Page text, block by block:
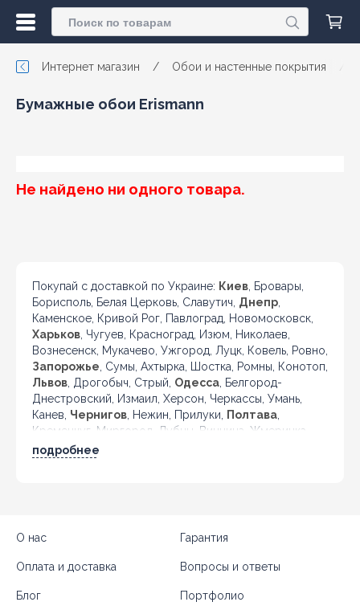
Интернет магазин / Обои и настенные покрытия
Бумажные обои Erismann
Не найдено ни одного товара.
Покупай с доставкой по Украине: Киев , Бровары,
Борисполь, Белая Церковь, Славутич, Днепр
Каменское, Кривой Рог, Павлоград, Новомосковск,
Харьков , Чугуев, Красноград, Изюм, Николаев,
Вознесенск, Мукачево, Ужгород, Луцк, Ковель, Ровно,
Запорожье , Сумы, Ахтырка, Шостка, Ромны, Конотоп,
Львов , Дрогобыч, Стрый, Одесса , Белгород-
Днестровский, Измаил, Херсон, Черкассы, Умань,
Канев, Чернигов , Нежин, Прилуки, Полтава
Кременчуг, Миргород, Лубны, Винница, Жмеринка,
Гайсин, Бердичев, Житомир, Новоград-Волынский,
подробнее
О нас Гарантия
Оплата и доставка Вопросы и ответы
Блог Портфолио